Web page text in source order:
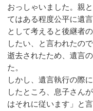
おっしゃいました。親
てはある程度公平に遺
として考えると後継者
したい、と言われたの
逝去されたため、遺言
た。
しかし、遺言執行の際
したところ、息子さん
はそれに従います」と